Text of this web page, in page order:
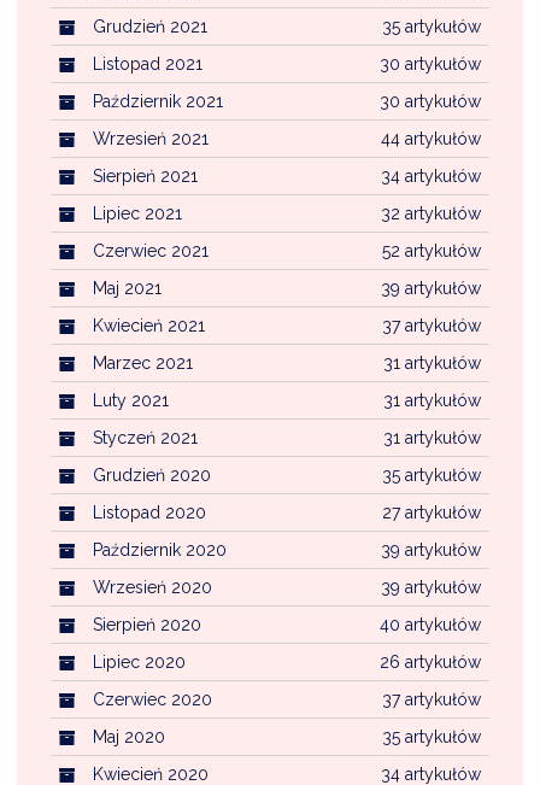
35 artykułów
Grudzień 2021
30 artykułów
Listopad 2021
30 artykułów
Październik 2021
44 artykułów
Wrzesień 2021
34 artykułów
Sierpień 2021
32 artykułów
Lipiec 2021
52 artykułów
Czerwiec 2021
39 artykułów
Maj 2021
37 artykułów
Kwiecień 2021
31 artykułów
Marzec 2021
31 artykułów
Luty 2021
31 artykułów
Styczeń 2021
35 artykułów
Grudzień 2020
27 artykułów
Listopad 2020
39 artykułów
Październik 2020
39 artykułów
Wrzesień 2020
40 artykułów
Sierpień 2020
26 artykułów
Lipiec 2020
37 artykułów
Czerwiec 2020
35 artykułów
Maj 2020
34 artykułów
Kwiecień 2020